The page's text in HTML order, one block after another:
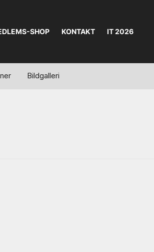
SHOP KONTAKT IT 2026
Bildgalleri